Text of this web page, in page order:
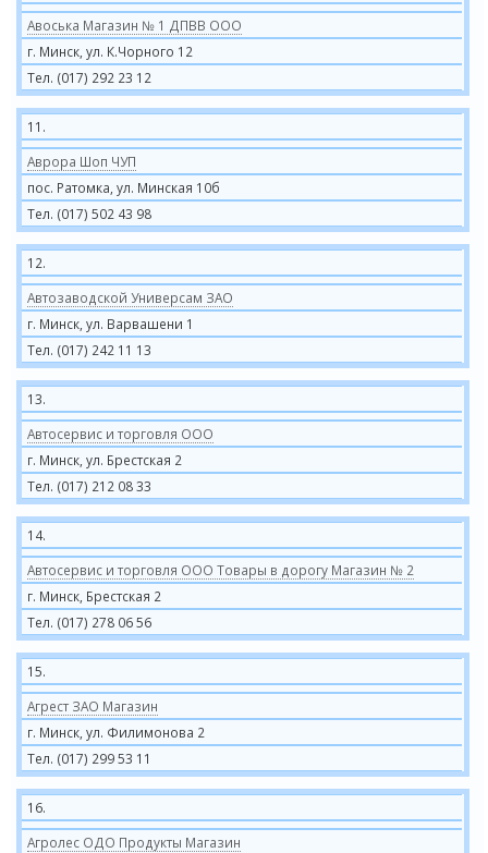
Авоська Магазин № 1 ДПВВ ООО
г. Минск, ул. К.Чорного 12
Тел. (017) 292 23 12
11.
Аврора Шоп ЧУП
пос. Ратомка, ул. Минская 10б
Тел. (017) 502 43 98
12.
Автозаводской Универсам ЗАО
г. Минск, ул. Варвашени 1
Тел. (017) 242 11 13
13.
Автосервис и торговля ООО
г. Минск, ул. Брестская 2
Тел. (017) 212 08 33
14.
Автосервис и торговля ООО Товары в дорогу Магазин № 2
г. Минск, Брестская 2
Тел. (017) 278 06 56
15.
Агрест ЗАО Магазин
г. Минск, ул. Филимонова 2
Тел. (017) 299 53 11
16.
Агролес ОДО Продукты Магазин